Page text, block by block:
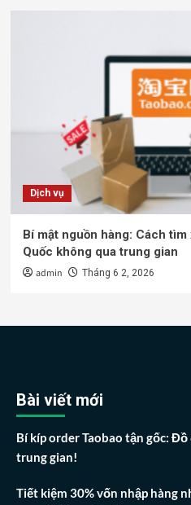
Dịch vụ
Bí mật nguồn hàng: Cách
Quốc không qua trung gian
admin Tháng 6 2, 2026
Bài viết mới
Bí kíp order Taobao tận gốc:
trung gian!
Tiết kiệm 30% vốn nhập hàng